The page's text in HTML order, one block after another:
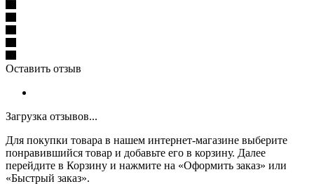
Оставить отзыв
Загрузка отзывов...
Для покупки товара в нашем интернет-магазине выберите
понравившийся товар и добавьте его в корзину. Далее
перейдите в Корзину и нажмите на «Оформить заказ» или
«Быстрый заказ».